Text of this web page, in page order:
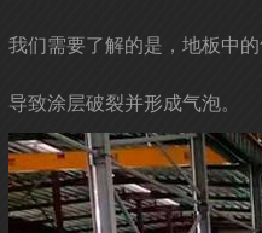
我们需要了解的是，地板中
导致涂层破裂并形成气泡。